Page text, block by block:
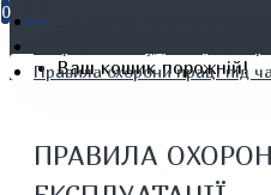
0
Ваш кошик порожній!
Не художня література
Правила охорони праці під
ПРАВИЛА